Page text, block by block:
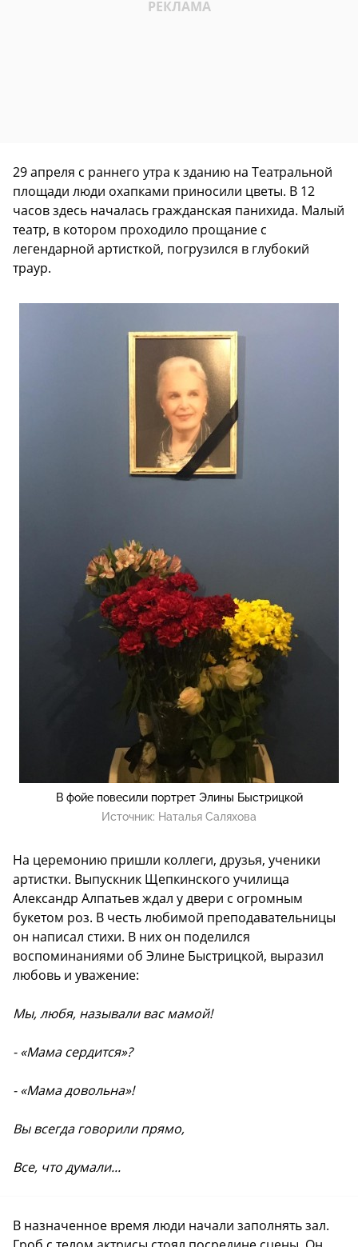
29 апреля с раннего утра к зданию на Театральной
площади люди охапками приносили цветы. В 12
часов здесь началась гражданская панихида. Малый
театр, в котором проходило прощание с
легендарной артисткой, погрузился в глубокий
траур.
В фойе повесили портрет Элины Быстрицкой
Источник: Наталья Саляхова
На церемонию пришли коллеги, друзья, ученики
артистки. Выпускник Щепкинского училища
Александр Алпатьев ждал у двери с огромным
букетом роз. В честь любимой преподавательницы
он написал стихи. В них он поделился
воспоминаниями об Элине Быстрицкой, выразил
любовь и уважение:
Мы, любя, называли вас мамой!
- «Мама сердится»?
-«Мама довольна»!
Вы всегда говорили прямо,
Все, что думали...
В назначенное время люди начали заполнять зал.